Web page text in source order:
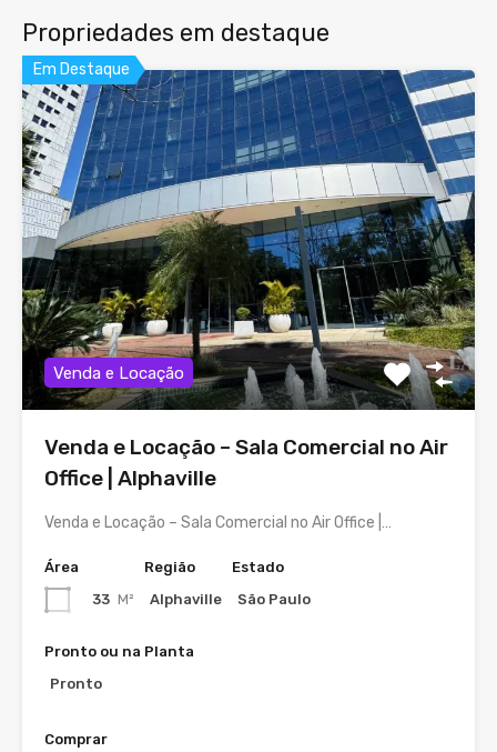
Propriedades em destaque
Em Destaque
Venda e Locação
Venda e Locação – Sala Comercial no Air
Office | Alphaville
Venda e Locação – Sala Comercial no Air Office |…
Área
33 M²
Região
Alphaville
Estado
São Paulo
Pronto ou na Planta
Pronto
Comprar